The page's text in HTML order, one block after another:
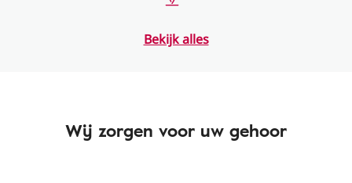
Bekijk alles
Wij zorgen voor uw gehoor